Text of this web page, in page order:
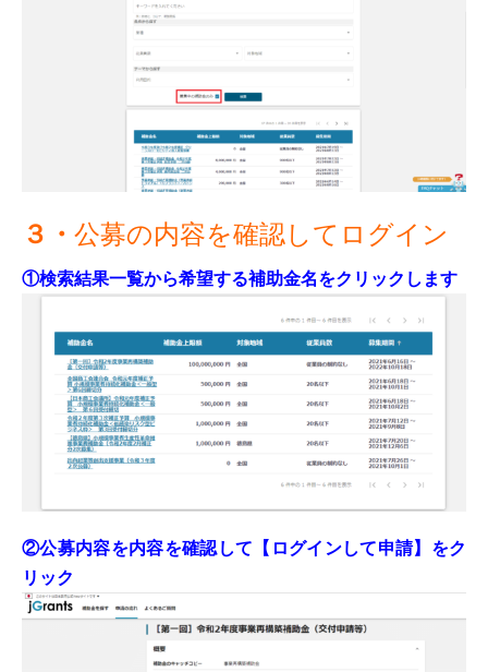
３・ 公募の内容を確認してログイン
①検索結果一覧から希望する補助金名をクリックします
②公募内容を内容を確認して【ログインして申請】をク
リック